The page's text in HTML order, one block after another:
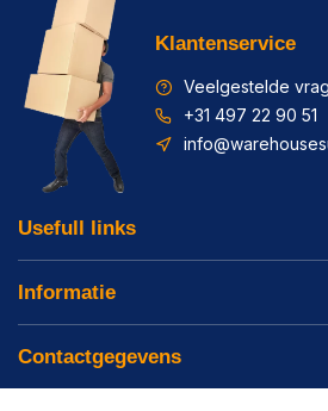
Klantenservice
Veelgestelde
+31 497 22 90 51
Usefull links
Informatie
Contactgegevens